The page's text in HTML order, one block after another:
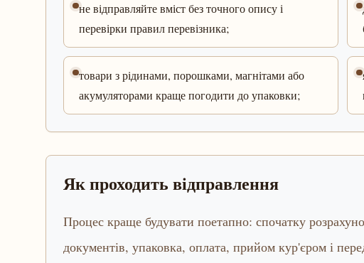
не відправляйте вміст без точного опису і
перевірки правил перевізника;
товари з рідинами, порошками, магнітами або
акумуляторами краще погодити до упаковки;
Як проходить відправлення
Процес краще будувати поетапно: спочатку
документів, упаковка, оплата, прийом кур'єром і